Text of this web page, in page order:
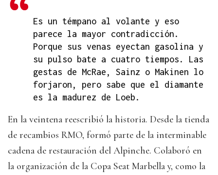
Es un témpano al volante y eso
parece la mayor contradicción.
Porque sus venas eyectan gasolina y
su pulso bate a cuatro tiempos. Las
gestas de McRae, Sainz o Makinen lo
forjaron, pero sabe que el diamante
es la madurez de Loeb.
En la veintena reescribió la historia. Desde la tienda
de recambios RMO, formó parte de la interminable
cadena de restauración del Alpinche. Colaboró en
la organización de la Copa Seat Marbella y, como la